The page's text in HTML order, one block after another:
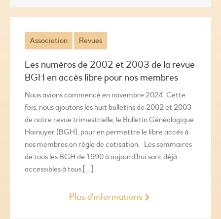
Association Revues
Les numéros de 2002 et 2003 de la revue
BGH en accès libre pour nos membres
Nous avions commencé en novembre 2024. Cette
fois, nous ajoutons les huit bulletins de 2002 et 2003
de notre revue trimestrielle, le Bulletin Généalogique
Hainuyer (BGH), pour en permettre le libre accès à
nos membres en règle de cotisation. Les sommaires
de tous les BGH de 1990 à aujourd’hui sont déjà
accessibles à tous […]
Plus d'informations